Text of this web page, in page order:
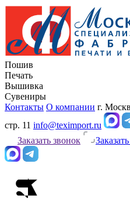
Пошив
Печать
Вышивка
Сувениры
Контакты О компании г.
стр. 11 info@teximport.ru
Заказать звонок